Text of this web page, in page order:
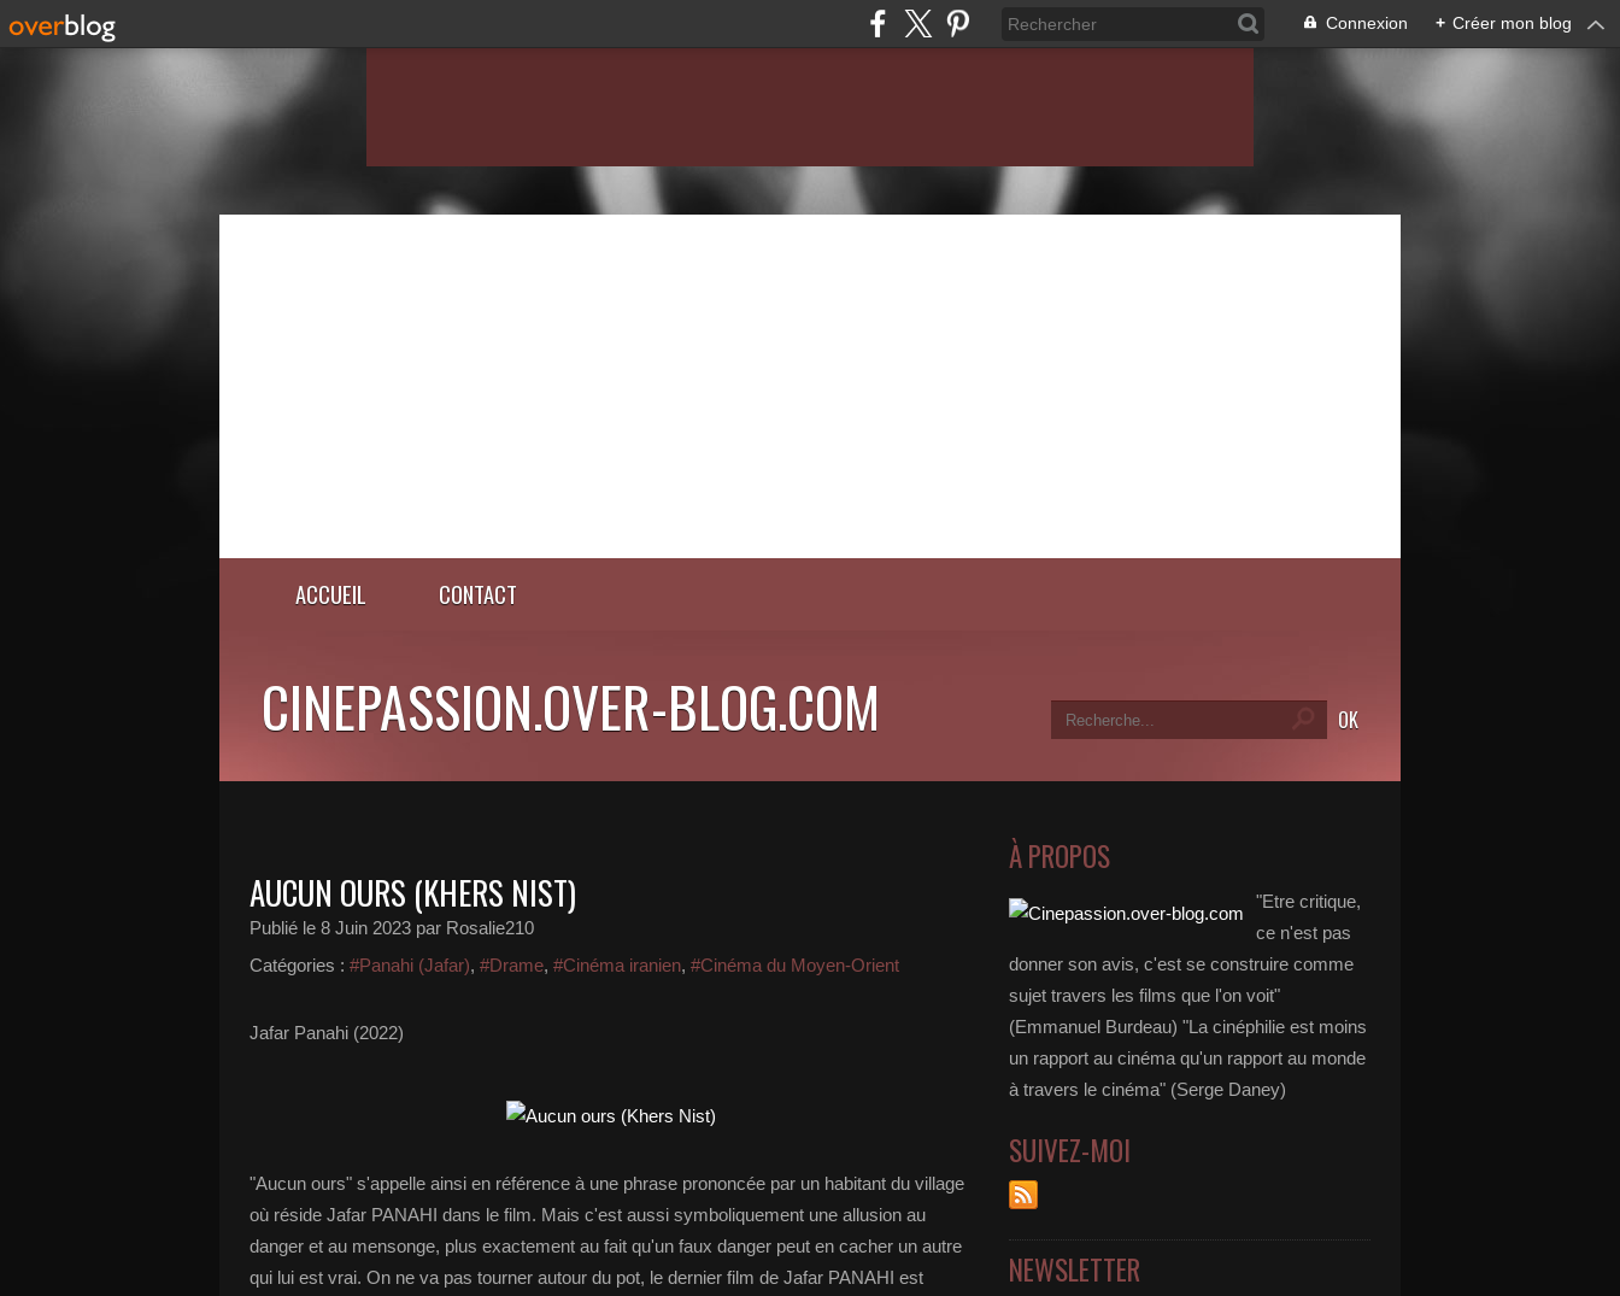
Connexion + Créer mon blog
ACCUEIL CONTACT
CINEPASSION.OVER-BLOG.COM
AUCUN OURS (KHERS NIST)
Publié le 8 Juin 2023 par Rosalie210
Catégories : #Panahi (Jafar), #Drame, #Cinéma iranien, #Cinéma du Moyen-Orient
Jafar Panahi (2022)
"Aucun ours" s'appelle ainsi en référence à une phrase prononcée par un habitant du village
où réside Jafar PANAHI dans le film. Mais c'est aussi symboliquement une allusion au
danger et au mensonge, plus exactement au fait qu'un faux danger peut en cacher un autre
qui lui est vrai. On ne va pas tourner autour du pot, le dernier film de Jafar PANAHI est
À PROPOS
"Etre critique,
ce n'est pas
donner son avis, c'est se construire comme
sujet travers les films que l'on voit"
(Emmanuel Burdeau) "La cinéphilie est moins
un rapport au cinéma qu'un rapport au monde
à travers le cinéma" (Serge Daney)
SUIVEZ-MOI
NEWSLETTER